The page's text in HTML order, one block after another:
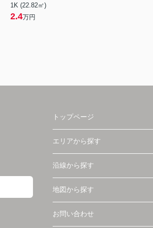
1K (22.82㎡)
2.4万円
トップページ
エリアから探す
沿線から探す
地図から探す
お問い合わせ